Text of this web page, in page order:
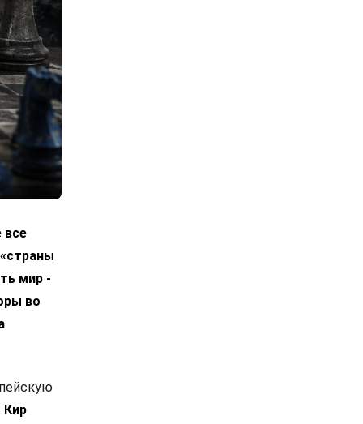
все
мир -
во
Кир